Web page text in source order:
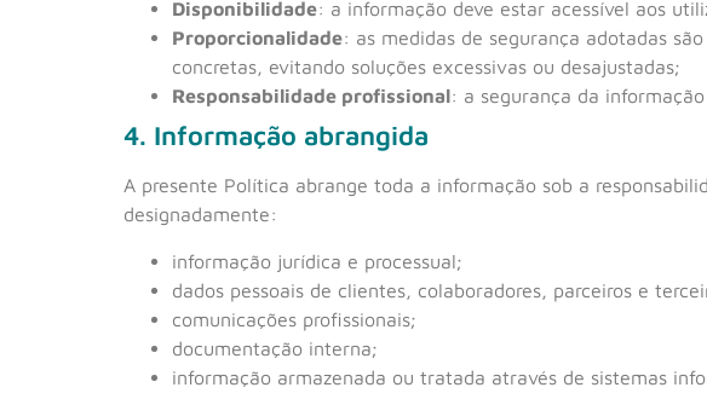
Disponibilidade: a informação deve estar acessível aos
Proporcionalidade: as medidas de segurança adotadas
concretas, evitando soluções excessivas ou desajustadas;
Responsabilidade profissional: a segurança da
4. Informação abrangida
A presente Política abrange toda a informação sob a
designadamente:
informação jurídica e processual;
dados pessoais de clientes, colaboradores, parceiros e
comunicações profissionais;
documentação interna;
informação armazenada ou tratada através de sistemas